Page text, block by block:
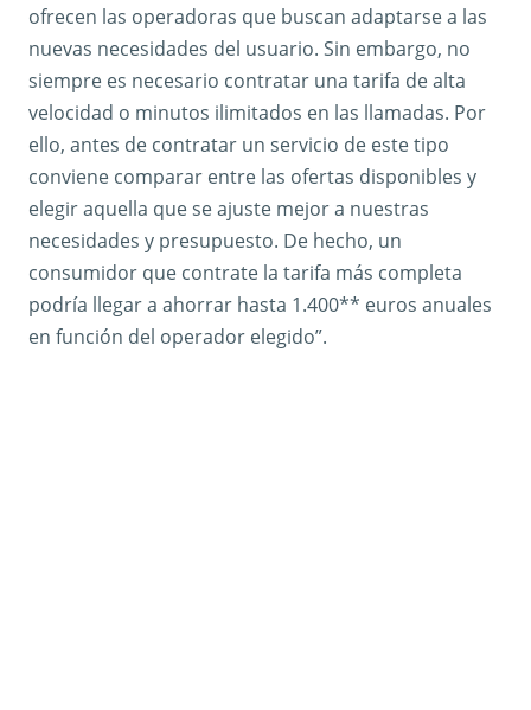
ofrecen las operadoras que buscan adaptarse a las
nuevas necesidades del usuario. Sin embargo, no
siempre es necesario contratar una tarifa de alta
velocidad o minutos ilimitados en las llamadas. Por
ello, antes de contratar un servicio de este tipo
conviene comparar entre las ofertas disponibles y
elegir aquella que se ajuste mejor a nuestras
necesidades y presupuesto. De hecho, un
consumidor que contrate la tarifa más completa
podría llegar a ahorrar hasta 1.400** euros anuales
en función del operador elegido”.